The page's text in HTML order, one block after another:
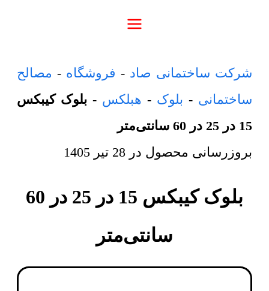
شرکت ساختمانی صاد - فروشگاه - مصالح
ساختمانی - بلوک - هبلکس - بلوک کیبکس
15 در 25 در 60 سانتی‌متر
بروزرسانی محصول در 28 تیر 1405
بلوک کیبکس 15 در 25 در 60
سانتی‌متر